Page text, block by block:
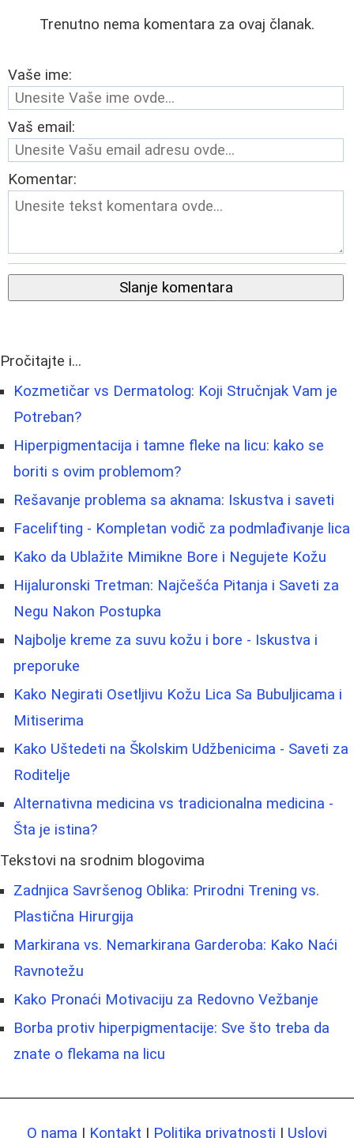
Trenutno nema komentara za ovaj članak.
Vaše ime:
Vaš email:
Komentar:
Slanje komentara
Pročitajte i...
Kozmetičar vs Dermatolog: Koji Stručnjak Vam je
Potreban?
Hiperpigmentacija i tamne fleke na licu: kako se
boriti s ovim problemom?
Rešavanje problema sa aknama: Iskustva i saveti
Facelifting - Kompletan vodič za podmlađivanje lica
Kako da Ublažite Mimikne Bore i Negujete Kožu
Hijaluronski Tretman: Najčešća Pitanja i Saveti za
Negu Nakon Postupka
Najbolje kreme za suvu kožu i bore - Iskustva i
preporuke
Kako Negirati Osetljivu Kožu Lica Sa Bubuljicama i
Mitiserima
Kako Uštedeti na Školskim Udžbenicima - Saveti za
Roditelje
Alternativna medicina vs tradicionalna medicina -
Šta je istina?
Tekstovi na srodnim blogovima
Zadnjica Savršenog Oblika: Prirodni Trening vs.
Plastična Hirurgija
Markirana vs. Nemarkirana Garderoba: Kako Naći
Ravnotežu
Kako Pronaći Motivaciju za Redovno Vežbanje
Borba protiv hiperpigmentacije: Sve što treba da
znate o flekama na licu
O nama | Kontakt | Politika privatnosti | Uslovi